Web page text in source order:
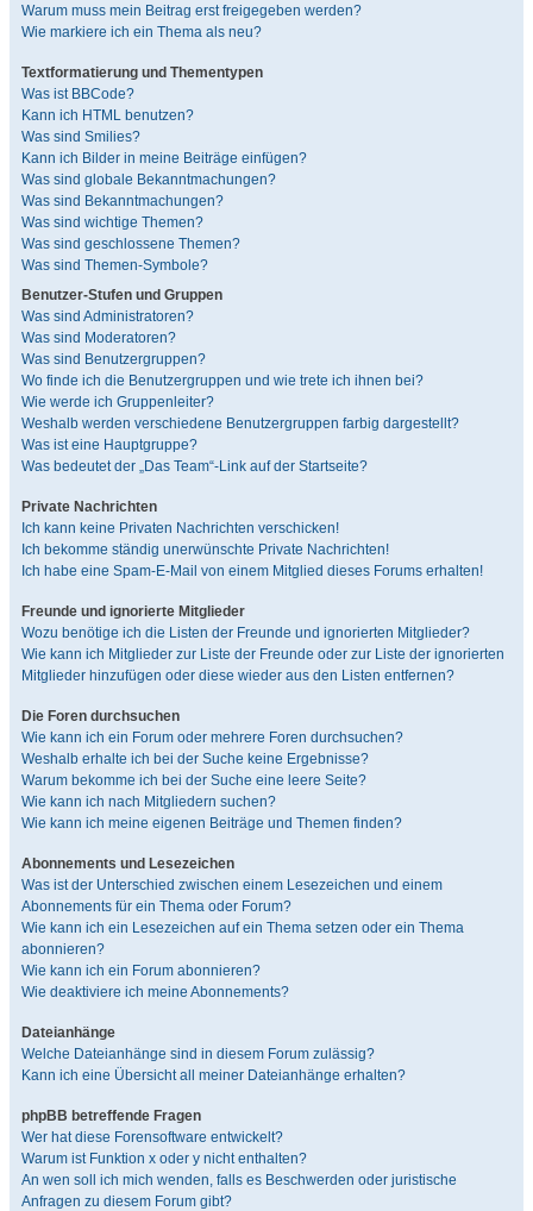
Warum muss mein Beitrag erst freigegeben werden?
Wie markiere ich ein Thema als neu?
Textformatierung und Thementypen
Was ist BBCode?
Kann ich HTML benutzen?
Was sind Smilies?
Kann ich Bilder in meine Beiträge einfügen?
Was sind globale Bekanntmachungen?
Was sind Bekanntmachungen?
Was sind wichtige Themen?
Was sind geschlossene Themen?
Was sind Themen-Symbole?
Benutzer-Stufen und Gruppen
Was sind Administratoren?
Was sind Moderatoren?
Was sind Benutzergruppen?
Wo finde ich die Benutzergruppen und wie trete ich ihnen bei?
Wie werde ich Gruppenleiter?
Weshalb werden verschiedene Benutzergruppen farbig dargestellt?
Was ist eine Hauptgruppe?
Was bedeutet der „Das Team“-Link auf der Startseite?
Private Nachrichten
Ich kann keine Privaten Nachrichten verschicken!
Ich bekomme ständig unerwünschte Private Nachrichten!
Ich habe eine Spam-E-Mail von einem Mitglied dieses Forums erhalten!
Freunde und ignorierte Mitglieder
Wozu benötige ich die Listen der Freunde und ignorierten Mitglieder?
Wie kann ich Mitglieder zur Liste der Freunde oder zur Liste der ignorierten
Mitglieder hinzufügen oder diese wieder aus den Listen entfernen?
Die Foren durchsuchen
Wie kann ich ein Forum oder mehrere Foren durchsuchen?
Weshalb erhalte ich bei der Suche keine Ergebnisse?
Warum bekomme ich bei der Suche eine leere Seite?
Wie kann ich nach Mitgliedern suchen?
Wie kann ich meine eigenen Beiträge und Themen finden?
Abonnements und Lesezeichen
Was ist der Unterschied zwischen einem Lesezeichen und einem
Abonnements für ein Thema oder Forum?
Wie kann ich ein Lesezeichen auf ein Thema setzen oder ein Thema
abonnieren?
Wie kann ich ein Forum abonnieren?
Wie deaktiviere ich meine Abonnements?
Dateianhänge
Welche Dateianhänge sind in diesem Forum zulässig?
Kann ich eine Übersicht all meiner Dateianhänge erhalten?
phpBB betreffende Fragen
Wer hat diese Forensoftware entwickelt?
Warum ist Funktion x oder y nicht enthalten?
An wen soll ich mich wenden, falls es Beschwerden oder juristische
Anfragen zu diesem Forum gibt?